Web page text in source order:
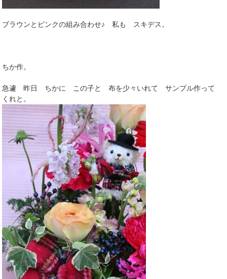
ブラウンとピンクの組み合わせ♪ 私も スキデス。
ちか作。
急遽 昨日 ちかに この子と 布を少々いれて サンプル作って
くれと。